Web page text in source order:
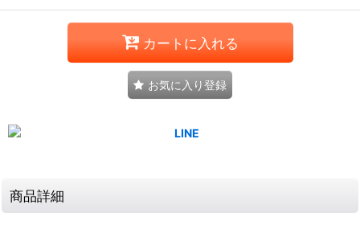
カートに入れる
お気に入り登録
商品詳細